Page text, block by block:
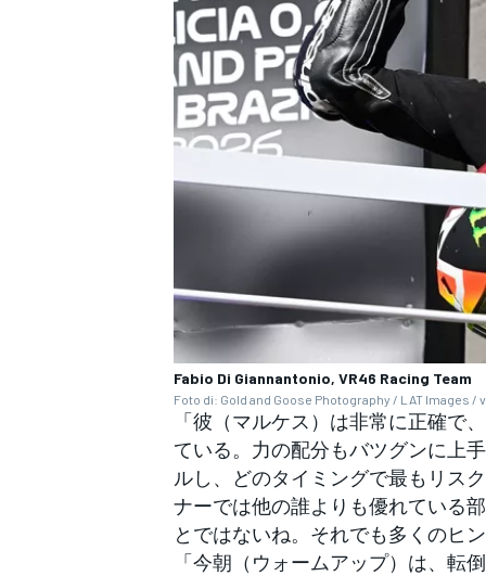
すべてのカテゴリー
Fabio Di Giannantonio, VR46 Racing Team
Foto di: Gold and Goose Photography / LAT Images /
「彼（マルケス）は非常に正確で
ている。力の配分もバツグンに上
ルし、どのタイミングで最もリス
ナーでは他の誰よりも優れている
とではないね。それでも多くのヒ
「今朝（ウォームアップ）は、転